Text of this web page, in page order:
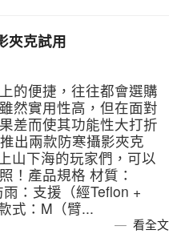
夾克試用
的便捷，往往都會選購
然實用性高，但在面對
差而使其功能性大打折
出兩款防寒攝影夾克
山下海的玩家們，可以
！產品規格 材質：
：支援（經Teflon +
式：M（臂...
看全文